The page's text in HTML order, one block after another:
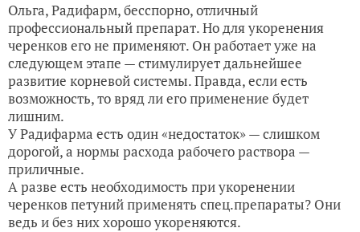
Ольга, Радифарм, бесспорно, отличный
профессиональный препарат. Но для укоренения
черенков его не применяют. Он работает уже на
следующем этапе — стимулирует дальнейшее
развитие корневой системы. Правда, если есть
возможность, то вряд ли его применение будет
лишним.
У Радифарма есть один «недостаток» — слишком
дорогой, а нормы расхода рабочего раствора —
приличные.
А разве есть необходимость при укоренении
черенков петуний применять спец.препараты? Они
ведь и без них хорошо укореняются.